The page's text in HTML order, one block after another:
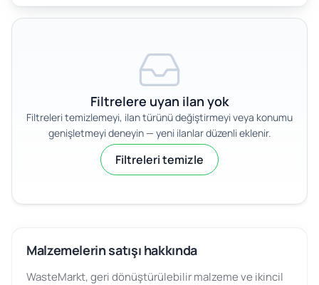
Filtrelere uyan ilan yok
Filtreleri temizlemeyi, ilan türünü değiştirmeyi veya konumu
genişletmeyi deneyin — yeni ilanlar düzenli eklenir.
Filtreleri temizle
Malzemelerin satışı hakkında
WasteMarkt, geri dönüştürülebilir malzeme ve ikincil